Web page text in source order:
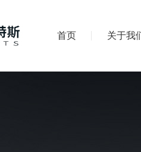
首页 关于我